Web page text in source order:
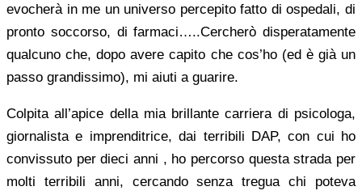
evocherà in me un universo percepito fatto di ospedali, di
pronto soccorso, di farmaci…..Cercherò disperatamente
qualcuno che, dopo avere capito che cos’ho (ed è già un
passo grandissimo), mi aiuti a guarire.
Colpita all’apice della mia brillante carriera di psicologa,
giornalista e imprenditrice, dai terribili DAP, con cui ho
convissuto per dieci anni , ho percorso questa strada per
molti terribili anni, cercando senza tregua chi poteva